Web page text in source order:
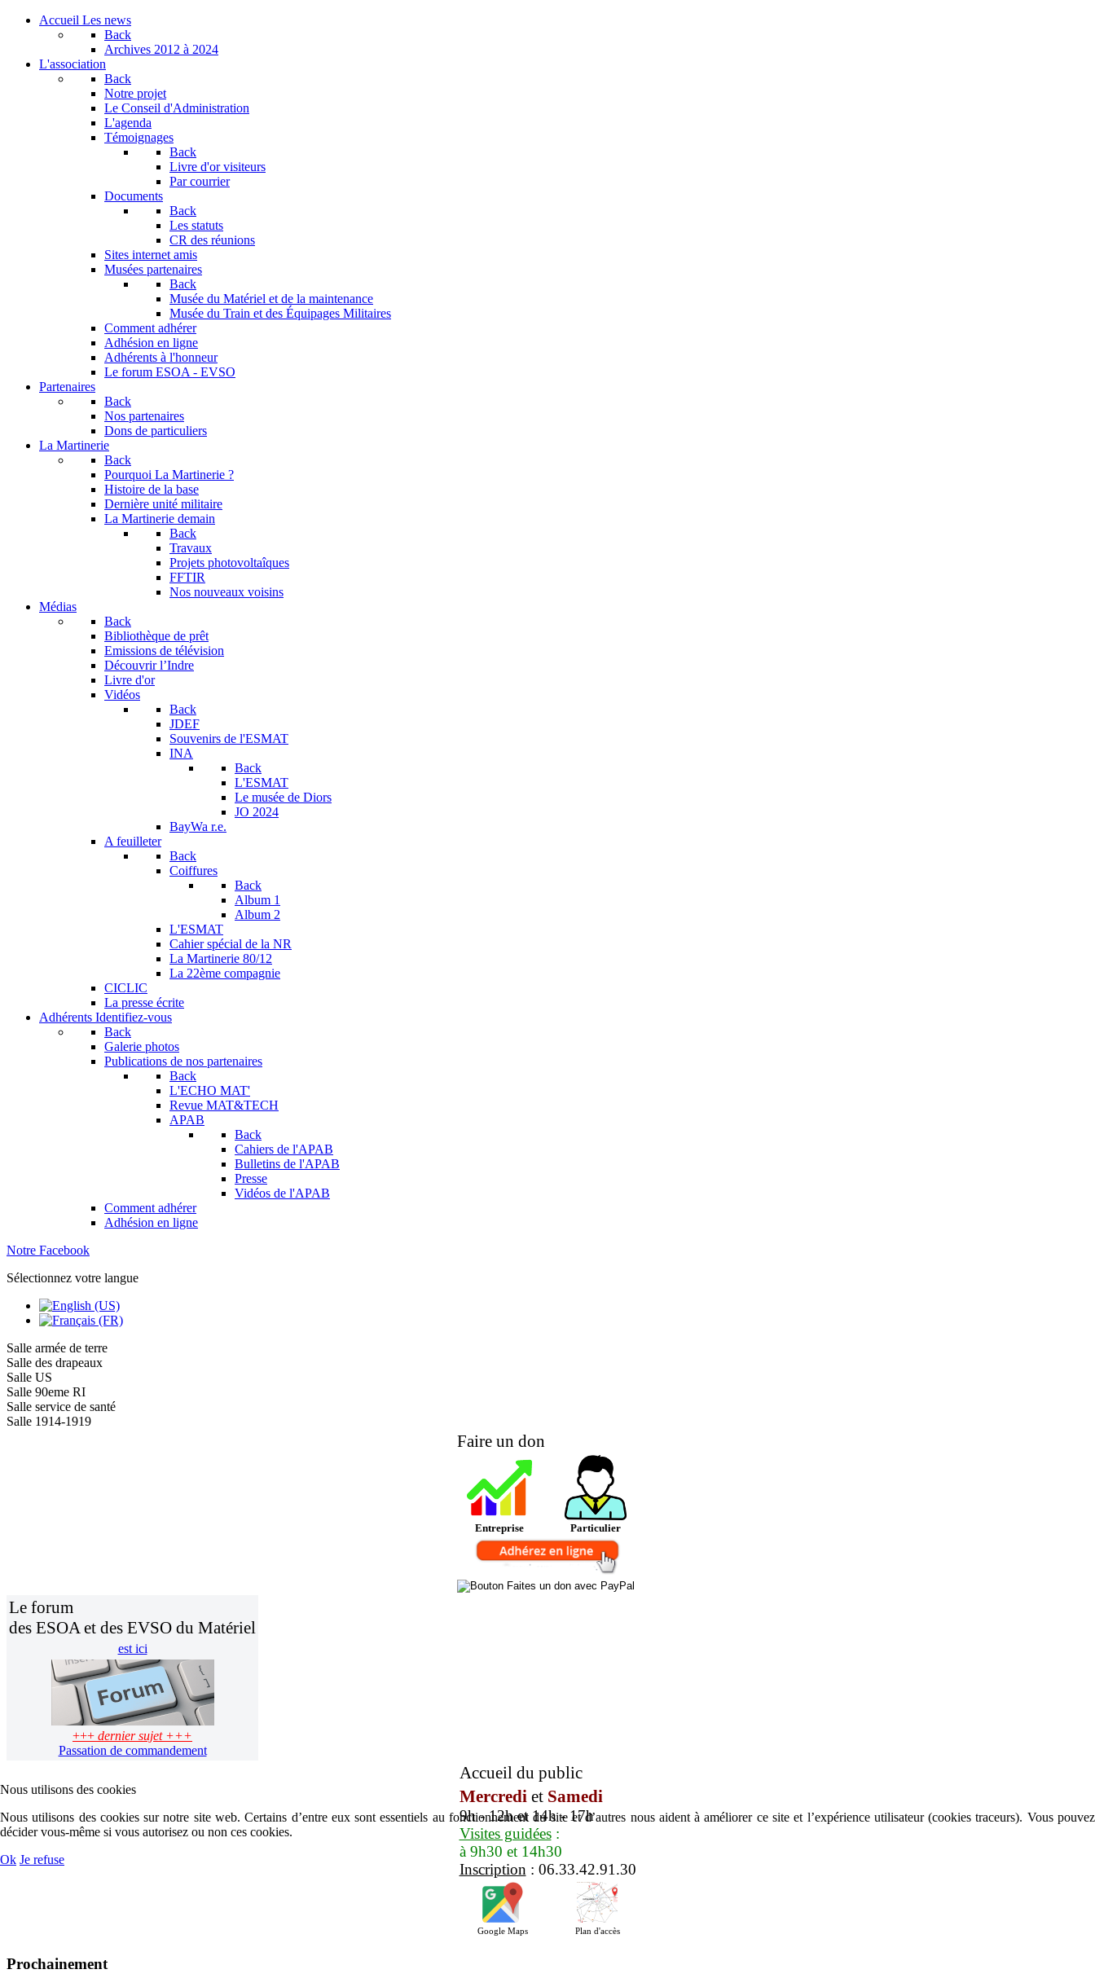
Accueil Les news
Back
Archives 2012 à 2024
L'association
Back
Notre projet
Le Conseil d'Administration
L'agenda
Témoignages
Back
Livre d'or visiteurs
Par courrier
Documents
Back
Les statuts
CR des réunions
Sites internet amis
Musées partenaires
Back
Musée du Matériel et de la maintenance
Musée du Train et des Équipages Militaires
Comment adhérer
Adhésion en ligne
Adhérents à l'honneur
Le forum ESOA - EVSO
Partenaires
Back
Nos partenaires
Dons de particuliers
La Martinerie
Back
Pourquoi La Martinerie ?
Histoire de la base
Dernière unité militaire
La Martinerie demain
Back
Travaux
Projets photovoltaîques
FFTIR
Nos nouveaux voisins
Médias
Back
Bibliothèque de prêt
Emissions de télévision
Découvrir l’Indre
Livre d'or
Vidéos
Back
JDEF
Souvenirs de l'ESMAT
INA
Back
L'ESMAT
Le musée de Diors
JO 2024
BayWa r.e.
A feuilleter
Back
Coiffures
Back
Album 1
Album 2
L'ESMAT
Cahier spécial de la NR
La Martinerie 80/12
La 22ème compagnie
CICLIC
La presse écrite
Adhérents Identifiez-vous
Back
Galerie photos
Publications de nos partenaires
Back
L'ECHO MAT'
Revue MAT&TECH
APAB
Back
Cahiers de l'APAB
Bulletins de l'APAB
Presse
Vidéos de l'APAB
Comment adhérer
Adhésion en ligne
Notre Facebook
Sélectionnez votre langue
Salle armée de terre
Salle des drapeaux
Salle US
Salle 90eme RI
Salle service de santé
Salle 1914-1919
Faire un don
Entreprise Particulier
Le forum
des ESOA et des EVSO du Matériel
est ici
+++ dernier sujet +++
Passation de commandement
Accueil du public
Mercredi et Samedi
9h - 12h et 14h - 17h
Visites guidées:
à 9h30 et 14h30
Inscription : 06.33.42.91.30
Google Maps Plan d'accès
Prochainement
Nous utilisons des cookies
Nous utilisons des cookies sur notre site web. Certains d’entre eux sont essentiels au fonctionnement du site et d’autres nous aident à améliorer ce site et l’expérience utilisateur (cookies traceurs). Vous pouvez
décider vous-même si vous autorisez ou non ces cookies.
Ok Je refuse